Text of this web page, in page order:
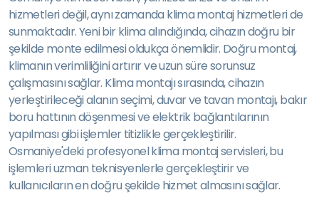
hizmetleri değil, aynı zamanda klima montaj hizmetleri de
sunmaktadır. Yeni bir klima alındığında, cihazın doğru bir
şekilde monte edilmesi oldukça önemlidir. Doğru montaj,
klimanın verimliliğini artırır ve uzun süre sorunsuz
çalışmasını sağlar. Klima montajı sırasında, cihazın
yerleştirileceği alanın seçimi, duvar ve tavan montajı, bakır
boru hattının döşenmesi ve elektrik bağlantılarının
yapılması gibi işlemler titizlikle gerçekleştirilir.
Osmaniye'deki profesyonel klima montaj servisleri, bu
işlemleri uzman teknisyenlerle gerçekleştirir ve
kullanıcıların en doğru şekilde hizmet almasını sağlar.